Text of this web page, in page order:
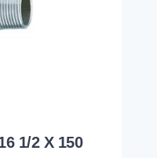
1/2 X 150